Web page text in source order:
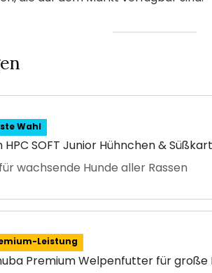
Wahl
HPC SOFT Junior Hühnchen &
wachsende Hunde aller Rassen
Leistung
Premium Welpenfutter für große